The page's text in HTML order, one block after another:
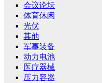
会议论坛
体育休闲
光伏
其他
军事装备
动力电池
医疗器械
压力容器